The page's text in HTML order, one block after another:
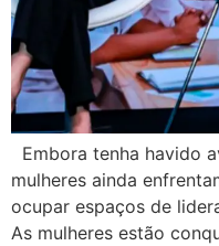
Embora tenha havido
mulheres ainda
ocupar espaços de
As mulheres estão